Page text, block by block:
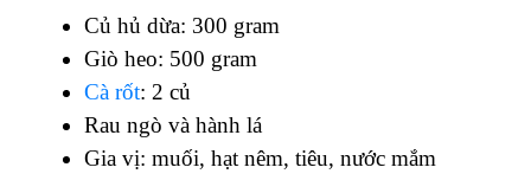
Củ hủ dừa: 300 gram
Giò heo: 500 gram
Cà rốt: 2 củ
Rau ngò và hành lá
Gia vị: muối, hạt nêm, tiêu, nước mắm